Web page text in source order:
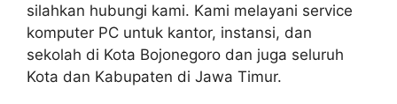
silahkan hubungi kami. Kami melayani service
komputer PC untuk kantor, instansi, dan
sekolah di Kota Bojonegoro dan juga seluruh
Kota dan Kabupaten di Jawa Timur.